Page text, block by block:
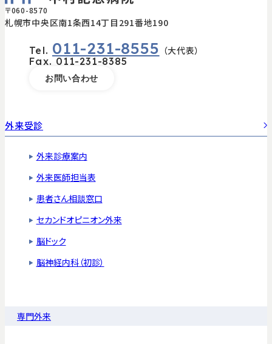
〒060-8570
札幌市中央区南1条西14丁目291番地190
Tel. 011-231-8555 （大代表）
Fax. 011-231-8385
お問い合わせ
外来受診
外来診療案内
外来医師担当表
患者さん相談窓口
セカンドオピニオン外来
脳ドック
脳神経内科（初診）
専門外来